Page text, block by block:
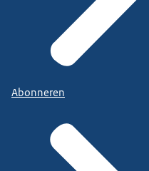
Abonneren